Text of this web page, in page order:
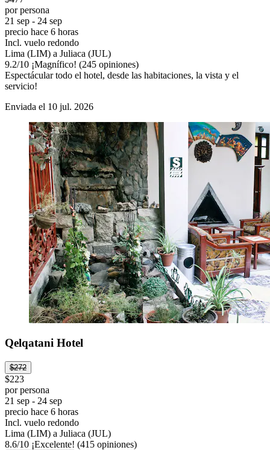
por persona
21 sep - 24 sep
precio hace 6 horas
Incl. vuelo redondo
Lima (LIM) a Juliaca (JUL)
9.2/10 ¡Magnífico! (245 opiniones)
Espectácular todo el hotel, desde las habitaciones, la vista y el
servicio!
Enviada el 10 jul. 2026
Qelqatani Hotel
$272
$223
por persona
21 sep - 24 sep
precio hace 6 horas
Incl. vuelo redondo
Lima (LIM) a Juliaca (JUL)
8.6/10 ¡Excelente! (415 opiniones)